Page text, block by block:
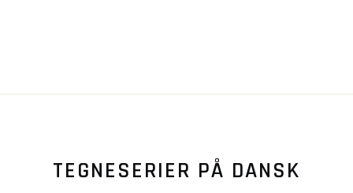
TEGNESERIER PÅ DANSK